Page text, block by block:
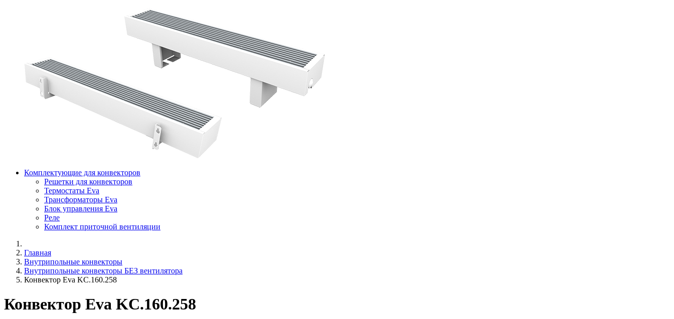
Комплектующие для конвекторов
Решетки для конвекторов
Термостаты Eva
Трансформаторы Eva
Блок управления Eva
Реле
Комплект приточной вентиляции
Главная
Внутрипольные конвекторы
Внутрипольные конвекторы БЕЗ вентилятора
Конвектор Eva KC.160.258
Конвектор Eva KC.160.258